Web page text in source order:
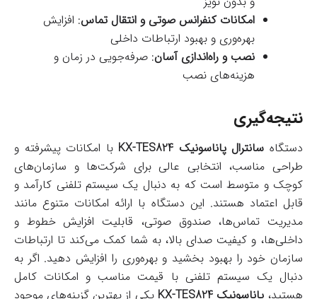
امکانات کنفرانس صوتی و انتقال تماس: افزایش
بهره‌وری و بهبود ارتباطات داخلی
نصب و راه‌اندازی آسان: صرفه‌جویی در زمان و
هزینه‌های نصب
نتیجه‌گیری
دستگاه سانترال پاناسونیک KX-TES824
با امکانات پیشرفته و
طراحی مناسب، انتخابی عالی برای شرکت‌ها و سازمان‌های
کوچک و متوسط است که به دنبال یک سیستم تلفنی کارآمد و
قابل اعتماد هستند. این دستگاه با ارائه امکانات متنوع مانند
مدیریت تماس‌ها، صندوق صوتی، قابلیت افزایش خطوط و
داخلی‌ها، و کیفیت صدای بالا، به شما کمک می‌کند تا ارتباطات
سازمان خود را بهبود بخشید و بهره‌وری را افزایش دهید. اگر به
دنبال یک سیستم تلفنی با قیمت مناسب و امکانات کامل
هستید،پاناسونیک KX-TES824
یکی از بهترین گزینه‌های موجود